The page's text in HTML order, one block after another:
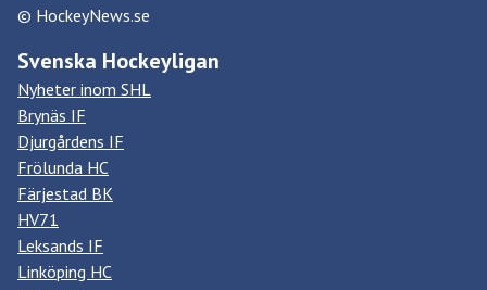
© HockeyNews.se
Svenska Hockeyligan
Nyheter inom SHL
Brynäs IF
Djurgårdens IF
Frölunda HC
Färjestad BK
HV71
Leksands IF
Linköping HC